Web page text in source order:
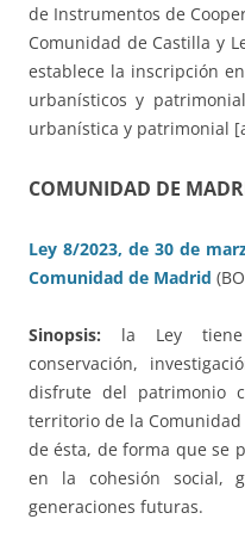
de Instrumentos de
Comunidad de Castilla y
establece la inscripción
urbanísticos y
urbanística y patrimonial
COMUNIDAD DE
Ley 8/2023, de 30 de
Comunidad de Madrid
Sinopsis: la Ley tiene
conservación,
disfrute del patrimonio
territorio de la
de ésta, de forma que se
en la cohesión social,
generaciones futuras.